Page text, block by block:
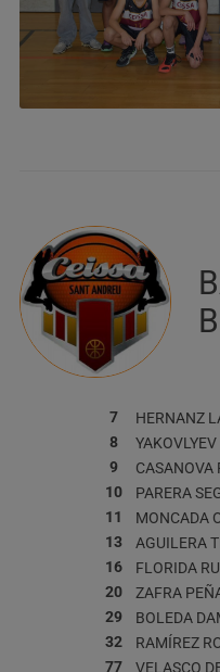
B
7 HERNANZ
8
YAKOVLYEV
9
CASANOVA
10
PARERA
11
MONCADA
13
AGUILERA
16
FLORIDA
20
ZAFRA
29
BOLEDA
32
RAMÍREZ
77
VELASCO